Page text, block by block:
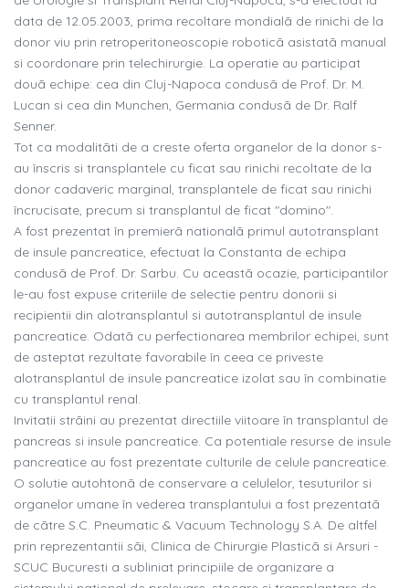
data de 12.05.2003, prima recoltare mondialã de rinichi de la
donor viu prin retroperitoneoscopie roboticã asistatã manual
si coordonare prin telechirurgie. La operatie au participat
douã echipe: cea din Cluj-Napoca condusã de Prof. Dr. M.
Lucan si cea din Munchen, Germania condusã de Dr. Ralf
Senner.
Tot ca modalitãti de a creste oferta organelor de la donor s-
au înscris si transplantele cu ficat sau rinichi recoltate de la
donor cadaveric marginal, transplantele de ficat sau rinichi
încrucisate, precum si transplantul de ficat "domino".
A fost prezentat în premierã nationalã primul autotransplant
de insule pancreatice, efectuat la Constanta de echipa
condusã de Prof. Dr. Sarbu. Cu aceastã ocazie, participantilor
le-au fost expuse criteriile de selectie pentru donorii si
recipientii din alotransplantul si autotransplantul de insule
pancreatice. Odatã cu perfectionarea membrilor echipei, sunt
de asteptat rezultate favorabile în ceea ce priveste
alotransplantul de insule pancreatice izolat sau în combinatie
cu transplantul renal.
Invitatii strãini au prezentat directiile viitoare în transplantul de
pancreas si insule pancreatice. Ca potentiale resurse de insule
pancreatice au fost prezentate culturile de celule pancreatice.
O solutie autohtonã de conservare a celulelor, tesuturilor si
organelor umane în vederea transplantului a fost prezentatã
de cãtre S.C. Pneumatic & Vacuum Technology S.A. De altfel
prin reprezentantii sãi, Clinica de Chirurgie Plasticã si Arsuri -
SCUC Bucuresti a subliniat principiile de organizare a